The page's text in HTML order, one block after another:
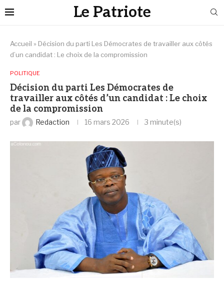
Le Patriote
Accueil » Décision du parti Les Démocrates de travailler aux côtés
d’un candidat : Le choix de la compromission
POLITIQUE
Décision du parti Les Démocrates de
travailler aux côtés d’un candidat : Le choix
de la compromission
par Redaction 16 mars 2026 3 minute(s)